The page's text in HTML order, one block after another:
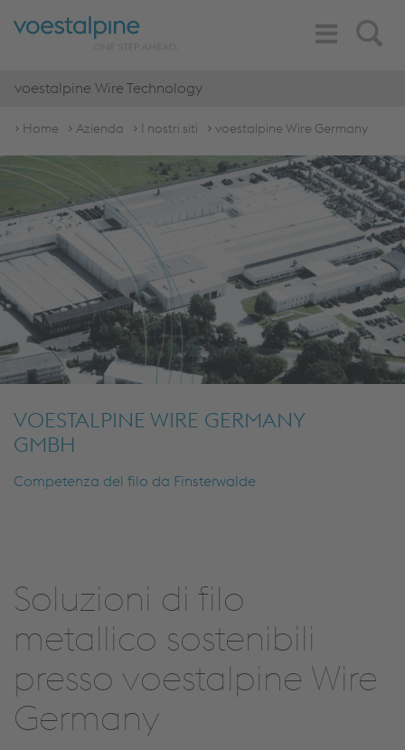
Search
Toggle
Navigation
voestalpine Wire Technology
Home Azienda I nostri siti voestalpine Wire Germany
VOESTALPINE WIRE GERMANY
GMBH
Competenza del filo da Finsterwalde
Soluzioni di filo
metallico sostenibili
presso voestalpine Wire
Germany